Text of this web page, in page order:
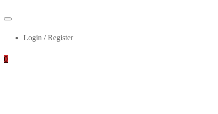
Login / Register
0